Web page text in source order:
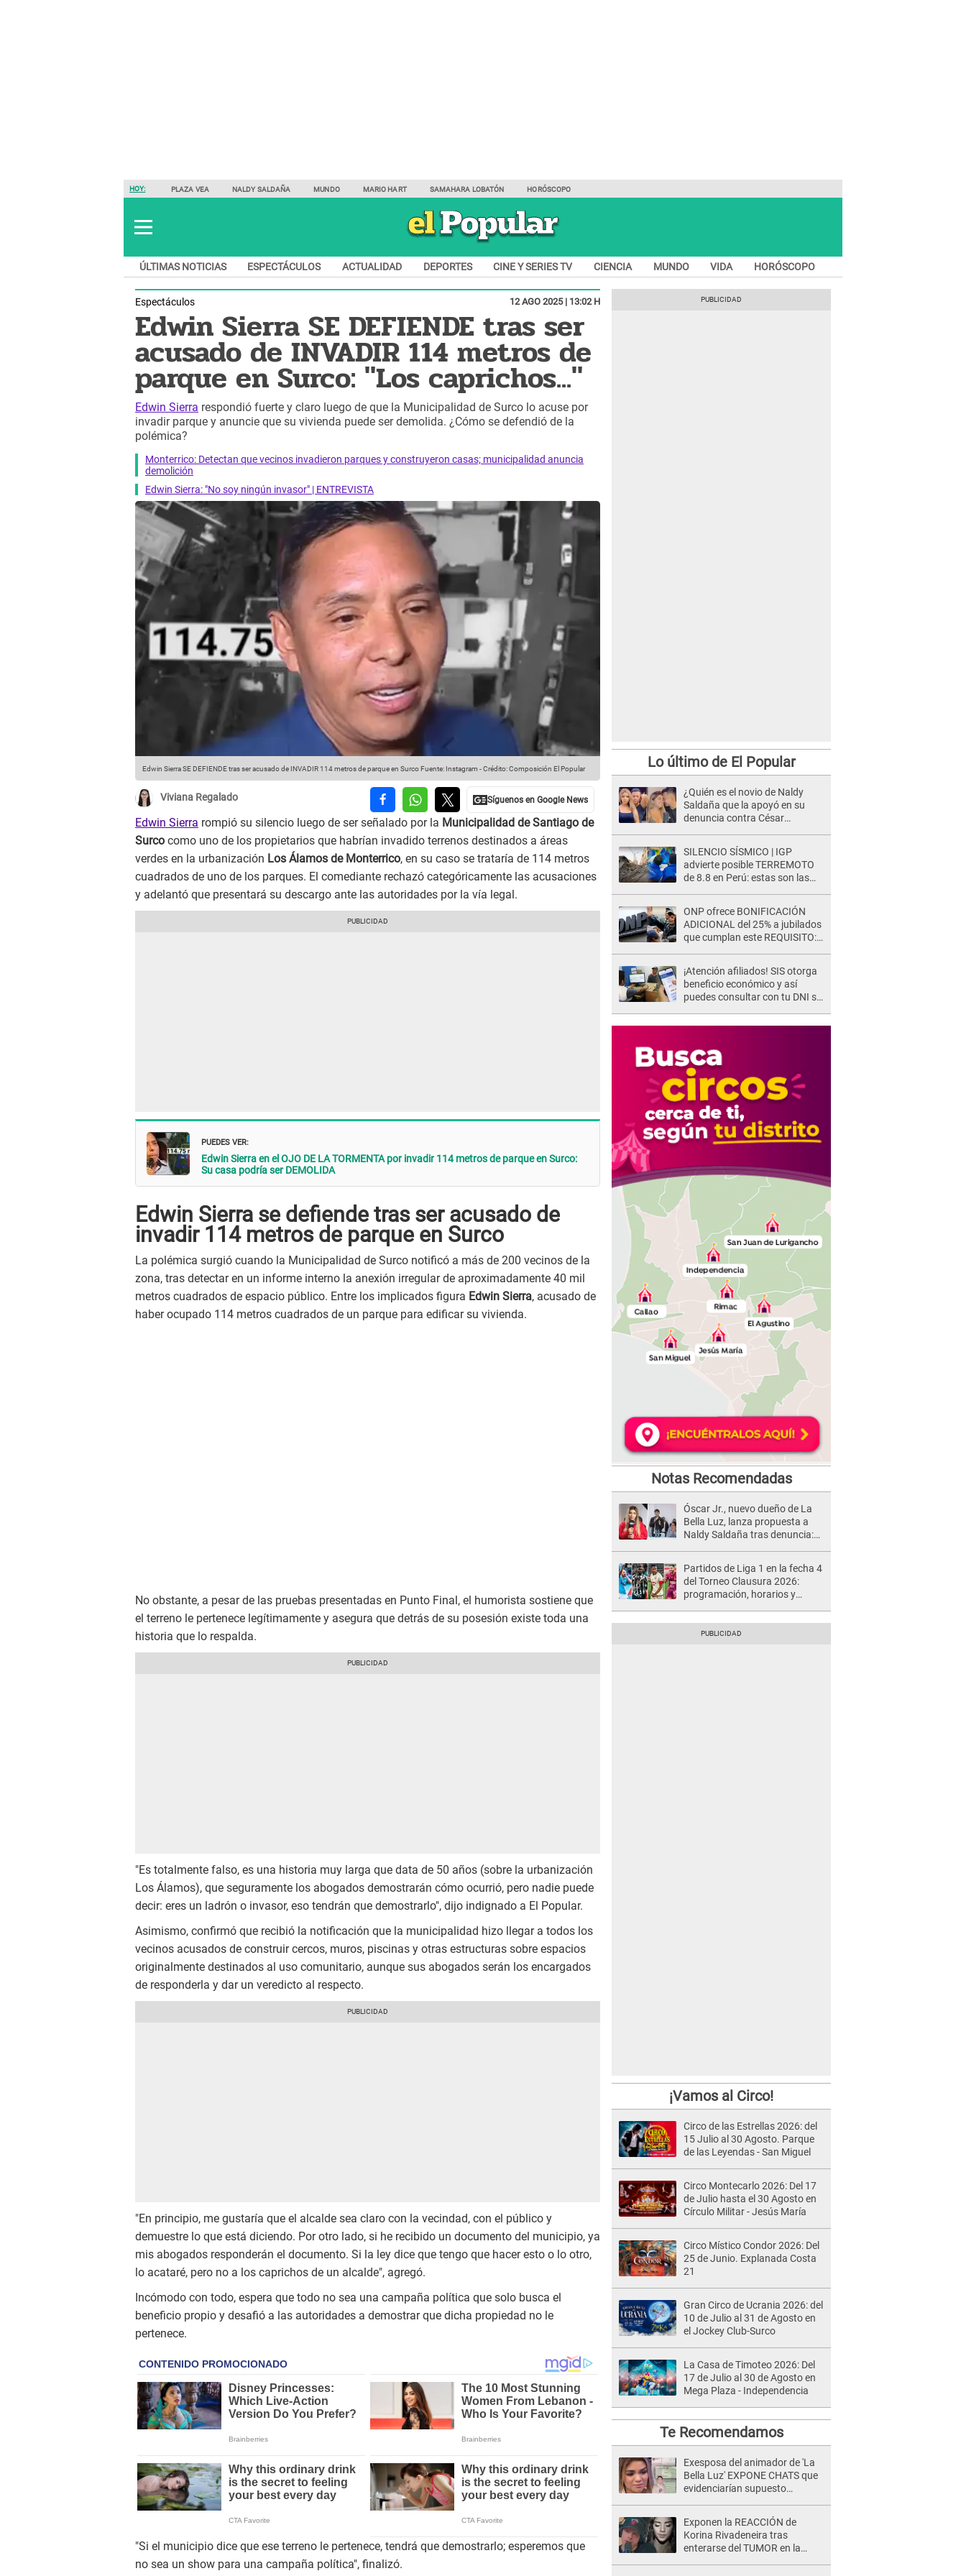
HOY: PLAZA VEA NALDY SALDAÑA MUNDO MARIO HART SAMAHARA LOBATÓN HORÓSCOPO
ÚLTIMAS NOTICIAS ESPECTÁCULOS ACTUALIDAD DEPORTES CINE Y SERIES TV CIENCIA MUNDO VIDA HORÓSCOPO
Espectáculos 12 AGO 2025 | 13:02 H
Edwin Sierra SE DEFIENDE tras ser
acusado de INVADIR 114 metros de
parque en Surco: "Los caprichos..."
Edwin Sierra respondió fuerte y claro luego de que la Municipalidad de Surco lo acuse por
invadir parque y anuncie que su vivienda puede ser demolida. ¿Cómo se defendió de la
polémica?
Monterrico: Detectan que vecinos invadieron parques y construyeron casas; municipalidad anuncia
demolición
Edwin Sierra: "No soy ningún invasor" | ENTREVISTA
Edwin Sierra SE DEFIENDE tras ser acusado de INVADIR 114 metros de parque en Surco Fuente: Instagram -Crédito: Composición El Popular
Viviana Regalado
Edwin Sierra rompió su silencio luego de ser señalado por la Municipalidad de Santiago de
Surco como uno de los propietarios que habrían invadido terrenos destinados a áreas
verdes en la urbanización Los Álamos de Monterrico, en su caso se trataría de 114 metros
cuadrados de uno de los parques. El comediante rechazó categóricamente las acusaciones
y adelantó que presentará su descargo ante las autoridades por la vía legal.
PUEDES VER:
Edwin Sierra en el OJO DE LA TORMENTA por invadir 114 metros de parque en Surco:
Su casa podría ser DEMOLIDA
Edwin Sierra se defiende tras ser acusado de
invadir 114 metros de parque en Surco
La polémica surgió cuando la Municipalidad de Surco notificó a más de 200 vecinos de la
zona, tras detectar en un informe interno la anexión irregular de aproximadamente 40 mil
metros cuadrados de espacio público. Entre los implicados figura Edwin Sierra, acusado de
haber ocupado 114 metros cuadrados de un parque para edificar su vivienda.
No obstante, a pesar de las pruebas presentadas en Punto Final, el humorista sostiene que
el terreno le pertenece legítimamente y asegura que detrás de su posesión existe toda una
historia que lo respalda.
"Es totalmente falso, es una historia muy larga que data de 50 años (sobre la urbanización
Los Álamos), que seguramente los abogados demostrarán cómo ocurrió, pero nadie puede
decir: eres un ladrón o invasor, eso tendrán que demostrarlo", dijo indignado a El Popular.
Asimismo, confirmó que recibió la notificación que la municipalidad hizo llegar a todos los
vecinos acusados de construir cercos, muros, piscinas y otras estructuras sobre espacios
originalmente destinados al uso comunitario, aunque sus abogados serán los encargados
de responderla y dar un veredicto al respecto.
"En principio, me gustaría que el alcalde sea claro con la vecindad, con el público y
demuestre lo que está diciendo. Por otro lado, si he recibido un documento del municipio, ya
mis abogados responderán el documento. Si la ley dice que tengo que hacer esto o lo otro,
lo acataré, pero no a los caprichos de un alcalde", agregó.
Incómodo con todo, espera que todo no sea una campaña política que solo busca el
beneficio propio y desafió a las autoridades a demostrar que dicha propiedad no le
pertenece.
"Si el municipio dice que ese terreno le pertenece, tendrá que demostrarlo; esperemos que
no sea un show para una campaña política", finalizó.
Lo último de El Popular
¿Quién es el novio de Naldy
Saldaña que la apoyó en su
denuncia contra César
de 'La Bella Luz'?
SILENCIO SÍSMICO | IGP
advierte posible TERREMOTO
de 8.8 en Perú: estas son las
ONP ofrece BONIFICACIÓN
ADICIONAL del 25% a jubilados
que cumplan este REQUISITO:
¡Atención afiliados! SIS otorga
beneficio económico y así
puedes consultar con tu DNI si
Notas Recomendadas
Óscar Jr., nuevo dueño de La
Bella Luz, lanza propuesta a
Naldy Saldaña tras denuncia:
Partidos de Liga 1 en la fecha 4
del Torneo Clausura 2026:
programación, horarios y
¡Vamos al Circo!
Circo de las Estrellas 2026: del
15 Julio al 30 Agosto. Parque
de las Leyendas - San Miguel
Circo Montecarlo 2026: Del 17
de Julio hasta el 30 Agosto en
Círculo Militar - Jesús María
Circo Místico Condor 2026: Del
25 de Junio. Explanada Costa
21
Gran Circo de Ucrania 2026: del
10 de Julio al 31 de Agosto en
el Jockey Club-Surco
La Casa de Timoteo 2026: Del
17 de Julio al 30 de Agosto en
Mega Plaza - Independencia
Te Recomendamos
Exesposa del animador de 'La
Bella Luz' EXPONE CHATS que
evidenciarían supuesto
Saldaña, pese a tener pareja
Exponen la REACCIÓN de
Korina Rivadeneira tras
enterarse del TUMOR en la